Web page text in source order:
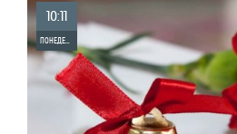
10:11
ПОНЕДЕЛЬНИК
0